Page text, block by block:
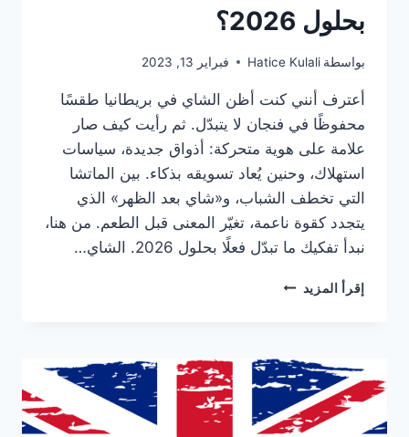
بحلول 2026؟
بواسطة Hatice Kulali فبراير 13, 2023
أعترف أنني كنت أظن الشاي في بريطانيا طقسًا
محفوظًا في فنجان لا يتبدّل. ثم رأيت كيف صار
علامة على هوية متحركة: أذواق جديدة، سياسات
استهلاك، وحنين يُعاد تسويقه بذكاء. بين الماتشا
التي تخطف الشباب، و«شاي بعد الظهر» الذي
يتجدد كقوة ناعمة، تغيّر المعنى قبل الطعم. من هنا،
نبدأ تفكيك ما تبدّل فعلًا بحلول 2026. الشاي…
إقرأ المزيد أهمية
البريطانية:
ما
الذي
تغيّر